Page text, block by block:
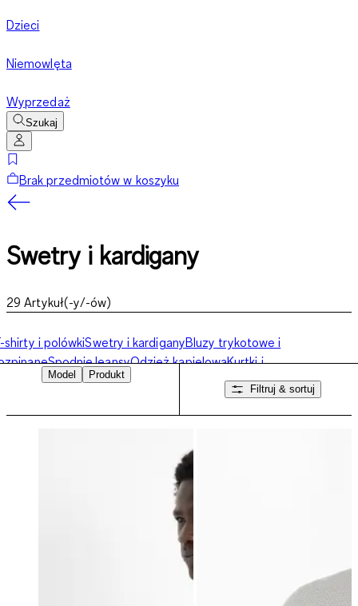
Dzieci
Niemowlęta
Wyprzedaż
Szukaj
Brak przedmiotów w koszyku
Swetry i kardigany
29 Artykuł(-y/-ów)
shirty i polówkiSwetry i kardiganyBluzy trykotowe i
SpodnieJeansyOdzież kąpielowaKurtki i
KoszuleModa biznesowa SkarpetkiBielizna
Model
Produkt
Filtruj & sortuj